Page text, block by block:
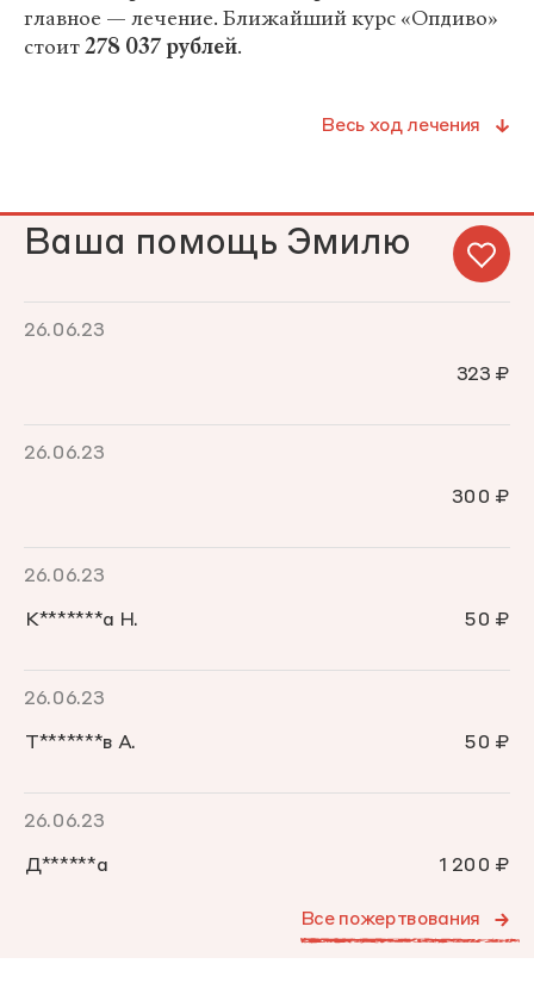
главное — лечение. Ближайший курс «Опдиво»
стоит278 037 рублей.
Весь ход лечения
Ваша помощь Эмилю
26.06.23
323 ₽
26.06.23
300 ₽
26.06.23
К*******а Н. 50 ₽
26.06.23
Т*******в А. 50 ₽
26.06.23
Д******а 1 200 ₽
Все пожертвования